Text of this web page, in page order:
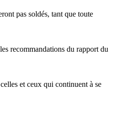
pas soldés, tant que toute
recommandations du rapport du
et ceux qui continuent à se